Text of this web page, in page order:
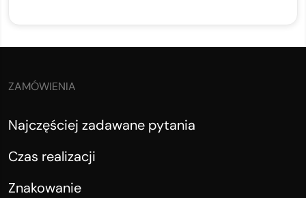
ZAMÓWIENIA
Najczęściej zadawane pytania
Czas realizacji
Znakowanie